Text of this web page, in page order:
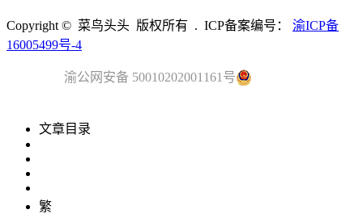
Copyright © 菜鸟头头 版权所有 . ICP备案编号： 渝ICP备
16005499号-4
渝公网安备 50010202001161号
文章目录
繁